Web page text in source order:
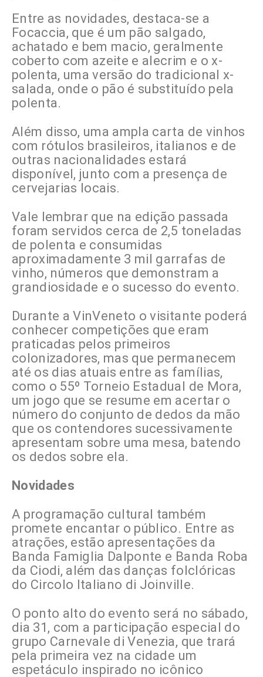
Entre as novidades, destaca-se a
Focaccia, que é um pão salgado,
achatado e bem macio, geralmente
coberto com azeite e alecrim e o x-
polenta, uma versão do tradicional x-
salada, onde o pão é substituído pela
polenta.
Além disso, uma ampla carta de vinhos
com rótulos brasileiros, italianos e de
outras nacionalidades estará
disponível, junto com a presença de
cervejarias locais.
Vale lembrar que na edição passada
foram servidos cerca de 2,5 toneladas
de polenta e consumidas
aproximadamente 3 mil garrafas de
vinho, números que demonstram a
grandiosidade e o sucesso do evento.
Durante a VinVeneto o visitante poderá
conhecer competições que eram
praticadas pelos primeiros
colonizadores, mas que permanecem
até os dias atuais entre as famílias,
como o 55º Torneio Estadual de Mora,
um jogo que se resume em acertar o
número do conjunto de dedos da mão
que os contendores sucessivamente
apresentam sobre uma mesa, batendo
os dedos sobre ela.
Novidades
A programação cultural também
promete encantar o público. Entre as
atrações, estão apresentações da
Banda Famiglia Dalponte e Banda Roba
da Ciodi, além das danças folclóricas
do Circolo Italiano di Joinville.
O ponto alto do evento será no sábado,
dia 31, com a participação especial do
grupo Carnevale di Venezia, que trará
pela primeira vez na cidade um
espetáculo inspirado no icônico